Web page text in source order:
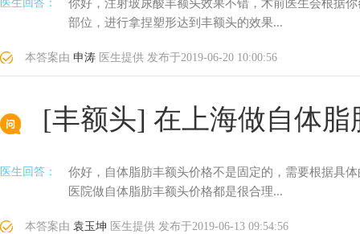
医生回答：
你好，注射玻尿酸丰额头效果不错，术前医生会根据
部位，进行拿捏塑形达到丰额头的效果...
本答案由 申涛 医生提供 发布于2019-06-20 10:00:56
[丰额头] 在上海做自体
医生回答：
你好，自体脂肪丰额头价格不是固定的，需要根据具
医院做自体脂肪丰额头价格都是很合理...
本答案由 袁玉坤 医生提供 发布于2019-06-13 09:54:56